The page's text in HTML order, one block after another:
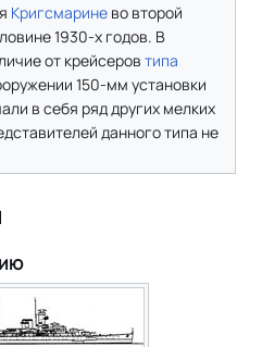
Кригсмарине во второй
1930-х годов. В
от крейсеров типа
150-мм установки
в себя ряд других мелких
данного типа не